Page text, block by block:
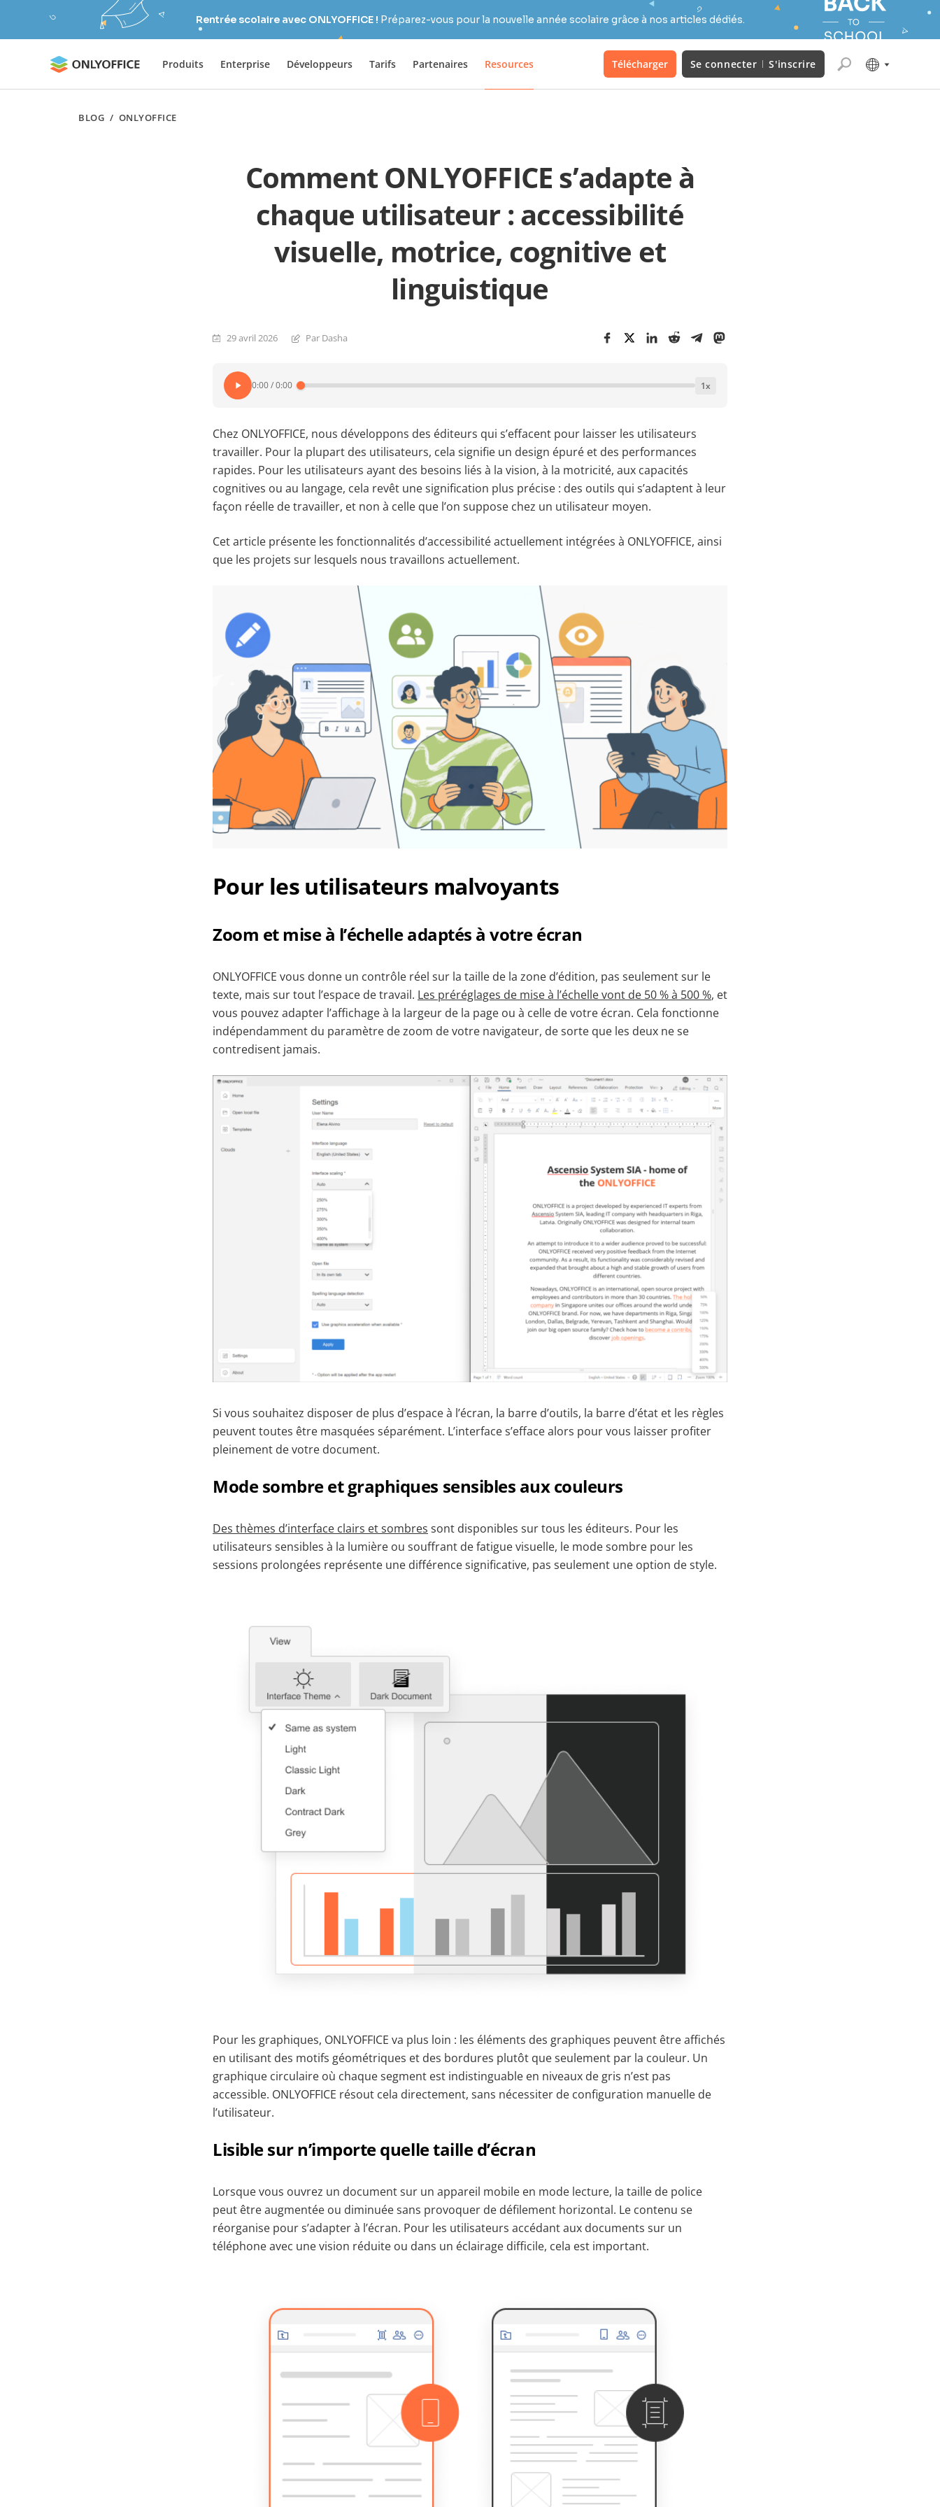
Rentrée scolaire avec ONLYOFFICE ! Préparez-vous pour la nouvelle année scolaire grâce à nos articles dédiés.
Produits Enterprise Développeurs Tarifs Partenaires Resources Télécharger Se connecter S'inscrire
BLOG / ONLYOFFICE
Comment ONLYOFFICE s’adapte à
chaque utilisateur : accessibilité
visuelle, motrice, cognitive et
linguistique
29 avril 2026 Par Dasha
0:00/0:00 1x
Chez ONLYOFFICE, nous développons des éditeurs qui s’effacent pour laisser les utilisateurs
travailler. Pour la plupart des utilisateurs, cela signifie un design épuré et des performances
rapides. Pour les utilisateurs ayant des besoins liés à la vision, à la motricité, aux capacités
cognitives ou au langage, cela revêt une signification plus précise : des outils qui s’adaptent à leur
façon réelle de travailler, et non à celle que l’on suppose chez un utilisateur moyen.
Cet article présente les fonctionnalités d’accessibilité actuellement intégrées à ONLYOFFICE, ainsi
que les projets sur lesquels nous travaillons actuellement.
Pour les utilisateurs malvoyants
Zoom et mise à l’échelle adaptés à votre écran
ONLYOFFICE vous donne un contrôle réel sur la taille de la zone d’édition, pas seulement sur le
texte, mais sur tout l’espace de travail. Les préréglages de mise à l’échelle vont de 50 % à 500 %, et
vous pouvez adapter l’affichage à la largeur de la page ou à celle de votre écran. Cela fonctionne
indépendamment du paramètre de zoom de votre navigateur, de sorte que les deux ne se
contredisent jamais.
Si vous souhaitez disposer de plus d’espace à l’écran, la barre d’outils, la barre d’état et les règles
peuvent toutes être masquées séparément. L’interface s’efface alors pour vous laisser profiter
pleinement de votre document.
Mode sombre et graphiques sensibles aux couleurs
Des thèmes d’interface clairs et sombres sont disponibles sur tous les éditeurs. Pour les
utilisateurs sensibles à la lumière ou souffrant de fatigue visuelle, le mode sombre pour les
sessions prolongées représente une différence significative, pas seulement une option de style.
Pour les graphiques, ONLYOFFICE va plus loin : les éléments des graphiques peuvent être affichés
en utilisant des motifs géométriques et des bordures plutôt que seulement par la couleur. Un
graphique circulaire où chaque segment est indistinguable en niveaux de gris n’est pas
accessible. ONLYOFFICE résout cela directement, sans nécessiter de configuration manuelle de
l’utilisateur.
Lisible sur n’importe quelle taille d’écran
Lorsque vous ouvrez un document sur un appareil mobile en mode lecture, la taille de police
peut être augmentée ou diminuée sans provoquer de défilement horizontal. Le contenu se
réorganise pour s’adapter à l’écran. Pour les utilisateurs accédant aux documents sur un
téléphone avec une vision réduite ou dans un éclairage difficile, cela est important.